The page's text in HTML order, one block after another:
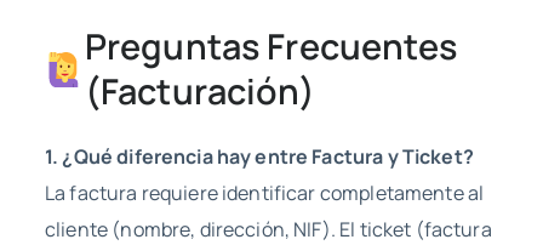
Preguntas Frecuentes
(Facturación)
1. ¿Qué diferencia hay entre Factura y Ticket?
La factura requiere identificar completamente al
cliente (nombre, dirección, NIF). El ticket (factura